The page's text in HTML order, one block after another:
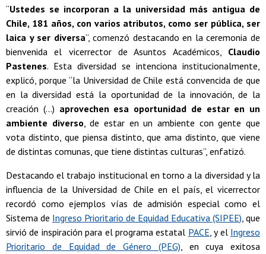
“Ustedes se incorporan a la universidad más antigua de
Chile, 181 años, con varios atributos, como ser pública, ser
laica y ser diversa”, comenzó destacando en la ceremonia de
bienvenida el vicerrector de Asuntos Académicos, Claudio
Pastenes. Esta diversidad se intenciona institucionalmente,
explicó, porque “la Universidad de Chile está convencida de que
en la diversidad está la oportunidad de la innovación, de la
creación (...) aprovechen esa oportunidad de estar en un
ambiente diverso, de estar en un ambiente con gente que
vota distinto, que piensa distinto, que ama distinto, que viene
de distintas comunas, que tiene distintas culturas”, enfatizó.
Destacando el trabajo institucional en torno a la diversidad y la
influencia de la Universidad de Chile en el país, el vicerrector
recordó como ejemplos vías de admisión especial como el
Sistema de Ingreso Prioritario de Equidad Educativa (SIPEE), que
sirvió de inspiración para el programa estatal PACE, y el Ingreso
Prioritario de Equidad de Género (PEG), en cuya exitosa